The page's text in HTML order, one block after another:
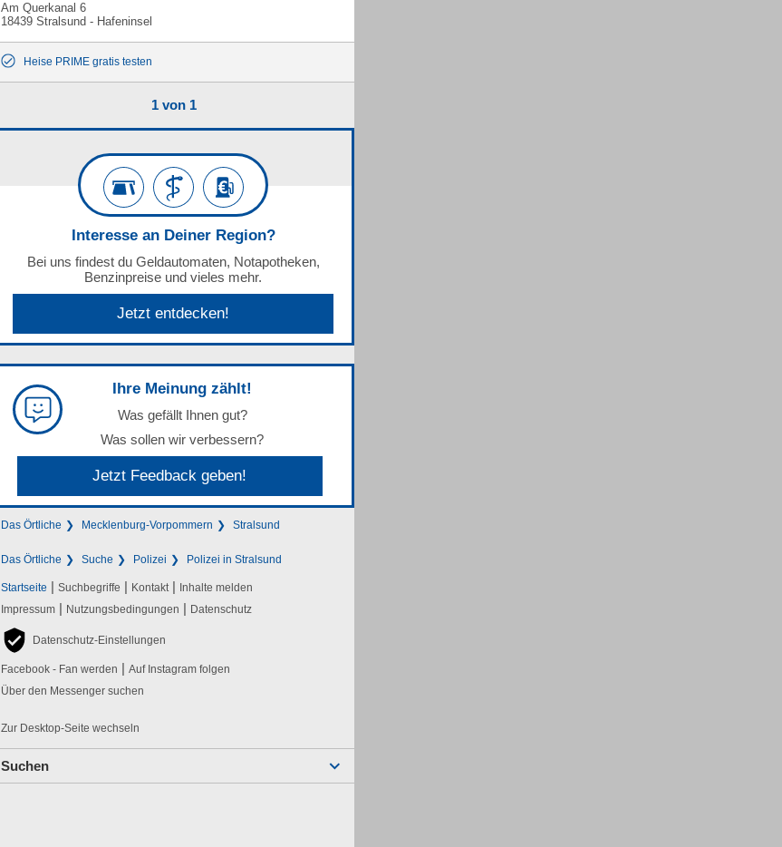
Am Querkanal 6
18439 Stralsund - Hafeninsel
Heise PRIME gratis testen
1 von 1
Interesse an Deiner Region?
Bei uns findest du Geldautomaten, Notapotheken,
Benzinpreise und vieles mehr.
Jetzt entdecken!
Ihre Meinung zählt!
Was gefällt Ihnen gut?
Was sollen wir verbessern?
Jetzt Feedback geben!
Das Örtliche Mecklenburg-Vorpommern Stralsund
Das Örtliche Suche Polizei Polizei in Stralsund
Startseite | Suchbegriffe | Kontakt | Inhalte melden
Impressum | Nutzungsbedingungen | Datenschutz
Datenschutz-Einstellungen
Facebook - Fan werden | Auf Instagram folgen
Über den Messenger suchen
Zur Desktop-Seite wechseln
Suchen